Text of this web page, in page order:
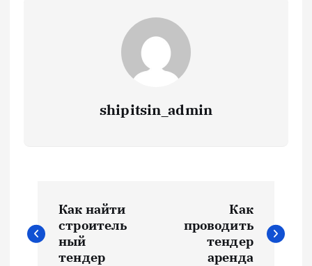
shipitsin_admin
а
Как найти
строитель
ный
тендер
Как
проводить
тендер
аренда